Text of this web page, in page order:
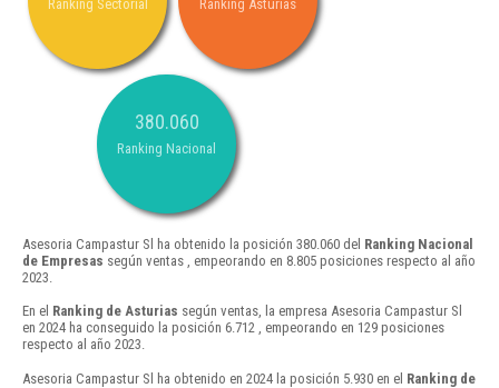
Ranking Sectorial Ranking Asturias
380.060
Ranking Nacional
Asesoria Campastur Sl ha obtenido la posición 380.060 del Ranking Nacional
de Empresas según ventas , empeorando en 8.805 posiciones respecto al año
2023.
En el Ranking de Asturias según ventas, la empresa Asesoria Campastur Sl
en 2024 ha conseguido la posición 6.712 , empeorando en 129 posiciones
respecto al año 2023.
Asesoria Campastur Sl ha obtenido en 2024 la posición 5.930 en el Ranking de